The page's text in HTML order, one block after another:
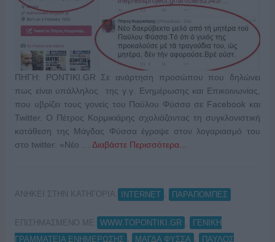
ΠΗΓΗ: PONTIKI.GR Σε ανάρτηση προσώπου που δηλώνει
πως είναι υπάλληλος της γ.γ. Ενημέρωσης και Επικοινωνίας,
που υβρίζει τους γονείς του Παύλου Φύσσα σε Facebook και
Twitter. Ο Πέτρος Κορμικιάρης σχολιάζοντας τη συγκλονιστική
κατάθεση της Μάγδας Φύσσα έγραψε στον λογαριασμό του
στο twitter: «Νέο … Διαβάστε Περισσότερα...
ΑΝΗΚΕΙ ΣΤΗΝ ΚΑΤΗΓΟΡΙΑ: INTERNET ΠΑΡΑΠΟΜΠΕΣ
ΕΠΙΣΗΜΑΣΜΕΝΟ ΜΕ: WWW.TOPONTIKI.GR
ΓΕΝΙΚΗ
ΓΡΑΜΜΑΤΕΙΑ ΕΝΗΜΕΡΩΣΗΣ
ΜΑΓΔΑ ΦΥΣΣΑ ΠΑΥΛΟΣ